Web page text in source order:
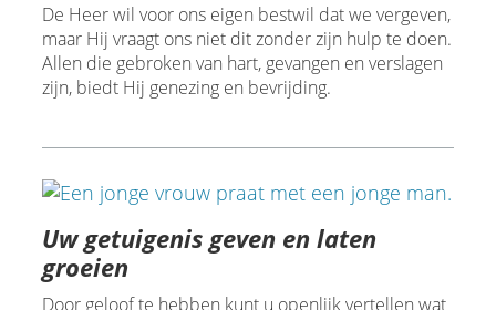
De Heer wil voor ons eigen bestwil dat we vergeven,
maar Hij vraagt ons niet dit zonder zijn hulp te doen.
Allen die gebroken van hart, gevangen en verslagen
zijn, biedt Hij genezing en bevrijding.
Uw getuigenis geven en laten
groeien
Door geloof te hebben kunt u openlijk vertellen wat